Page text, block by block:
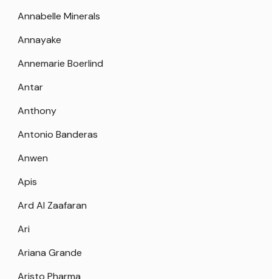
Annabelle Minerals
Annayake
Annemarie Boerlind
Antar
Anthony
Antonio Banderas
Anwen
Apis
Ard Al Zaafaran
Ari
Ariana Grande
Aristo Pharma